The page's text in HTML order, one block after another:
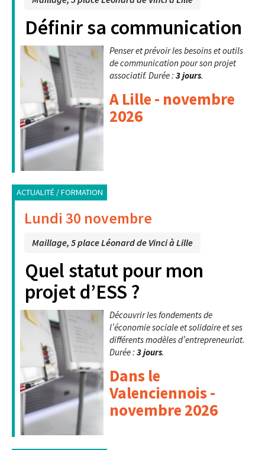
Définir sa communication
Penser et prévoir les besoins et outils
de communication pour son projet
associatif. Durée :3 jours.
A Lille - novembre
2026
ACTUALITÉ / FORMATION
Lundi 30 novembre
Maillage, 5 place Léonard de Vinci à Lille
Quel statut pour mon
projet d’ESS ?
Découvrir les fondements de
l’économie sociale et solidaire et ses
différents modèles d’entrepreneuriat.
Durée :3 jours.
Dans le
Valenciennois -
novembre 2026